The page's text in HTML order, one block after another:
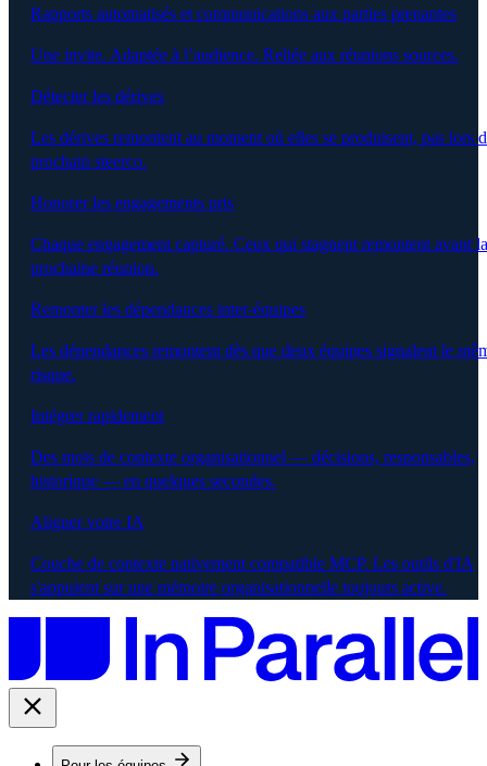
Rapports automatisés et communications aux parties prenantes
Une invite. Adaptée à l’audience. Reliée aux réunions sources.
Détecter les dérives
Les dérives remontent au moment où elles se produisent, pas lors
prochain steerco.
Honorer les engagements pris
Chaque engagement capturé. Ceux qui stagnent remontent avant la
prochaine réunion.
Remonter les dépendances inter-équipes
Les dépendances remontent dès que deux équipes signalent le
risque.
Intégrer rapidement
Des mois de contexte organisationnel — décisions, responsables,
historique — en quelques secondes.
Aligner votre IA
Couche de contexte nativement compatible MCP. Les outils d'IA
s'appuient sur une mémoire organisationnelle toujours active.